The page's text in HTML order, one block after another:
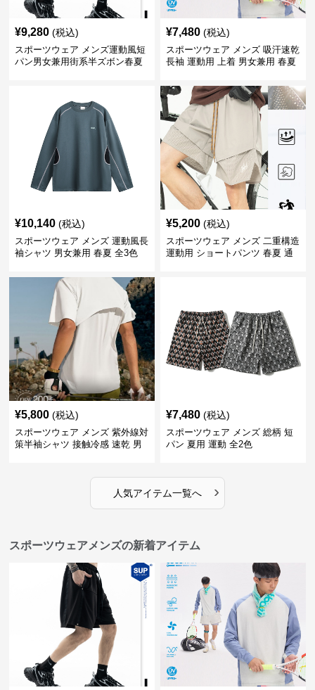
¥9,280 (税込)
スポーツウェア メンズ運動風短
パン男女兼用街系半ズボン春夏
¥7,480 (税込)
スポーツウェア メンズ 吸汗速乾
長袖 運動用 上着 男女兼用 春夏
¥10,140 (税込)
スポーツウェア メンズ 運動風長
袖シャツ 男女兼用 春夏 全3色
¥5,200 (税込)
スポーツウェア メンズ 二重構造
運動用 ショートパンツ 春夏 通
¥5,800 (税込)
スポーツウェア メンズ 紫外線対
策半袖シャツ 接触冷感 速乾 男
¥7,480 (税込)
スポーツウェア メンズ 総柄 短
パン 夏用 運動 全2色
人気アイテム一覧へ ›
スポーツウェアメンズの新着アイテム